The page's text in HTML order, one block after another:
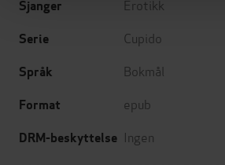
Sjanger Erotikk
Serie Cupido
Språk Bokmål
Format epub
DRM-beskyttelse Ingen